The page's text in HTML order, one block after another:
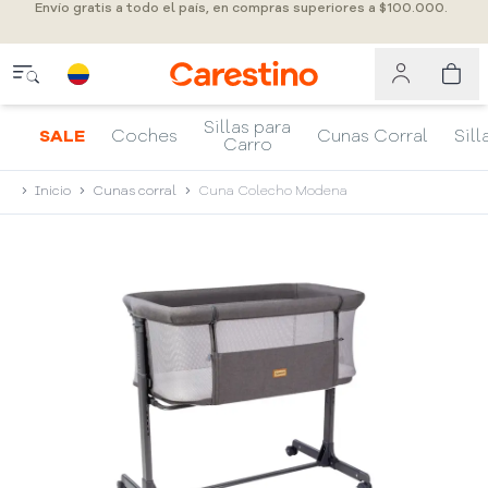
Envío gratis a todo el país, en compras superiores a $100.000.
SALE Coches
Sillas para
Carro
Cunas Corral
Inicio Cunas corral Cuna Colecho Modena